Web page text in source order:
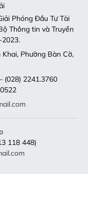
Phóng Đầu Tư Tài
Thông tin và Truyền
Phường Bàn Cờ,
(028) 2241.3760
118 448)